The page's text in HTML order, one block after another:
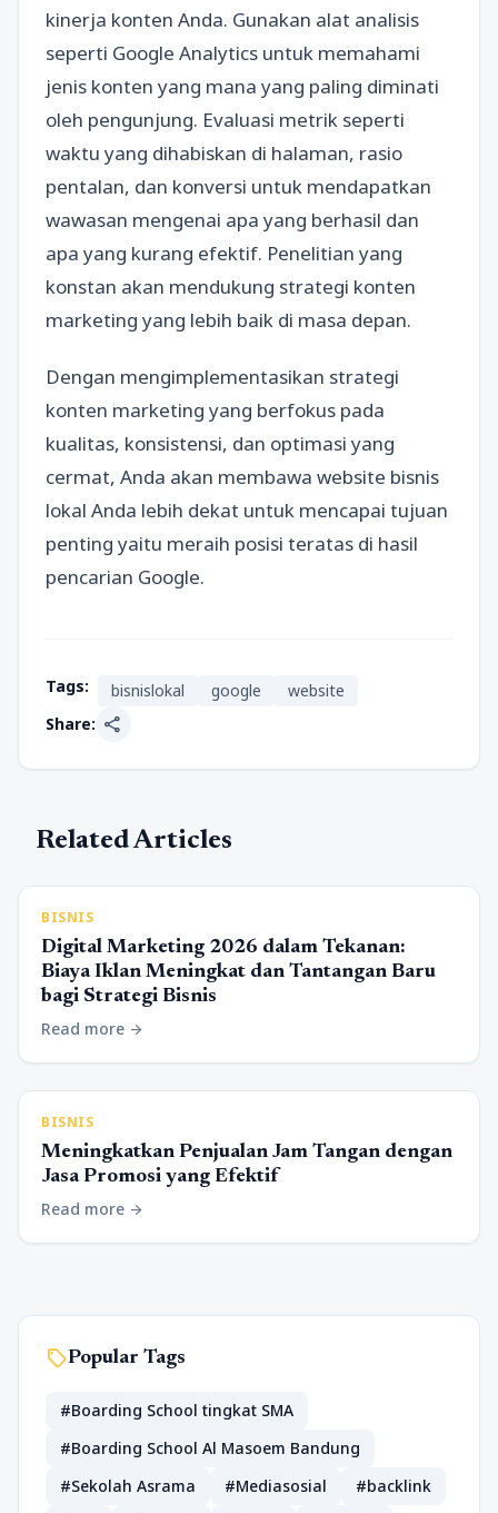
kinerja konten Anda. Gunakan alat analisis
seperti Google Analytics untuk memahami
jenis konten yang mana yang paling diminati
oleh pengunjung. Evaluasi metrik seperti
waktu yang dihabiskan di halaman, rasio
pentalan, dan konversi untuk mendapatkan
wawasan mengenai apa yang berhasil dan
apa yang kurang efektif. Penelitian yang
konstan akan mendukung strategi konten
marketing yang lebih baik di masa depan.
Dengan mengimplementasikan strategi
konten marketing yang berfokus pada
kualitas, konsistensi, dan optimasi yang
cermat, Anda akan membawa website bisnis
lokal Anda lebih dekat untuk mencapai tujuan
penting yaitu meraih posisi teratas di hasil
pencarian Google.
Tags: bisnislokal google
website
Share: share
Related Articles
BISNIS
Digital Marketing 2026 dalam Tekanan:
Biaya Iklan Meningkat dan Tantangan Baru
bagi Strategi Bisnis
Read more arrow_forward
BISNIS
Meningkatkan Penjualan Jam Tangan dengan
Jasa Promosi yang Efektif
Read more arrow_forward
sellPopular Tags
#Boarding School tingkat SMA
#Boarding School Al Masoem Bandung
#Sekolah Asrama
#Mediasosial
#backlink